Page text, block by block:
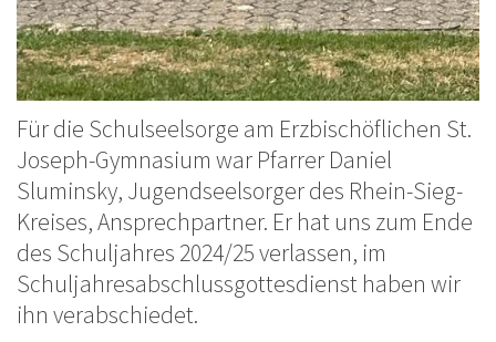
Für die Schulseelsorge am Erzbischöflichen St.
Joseph-Gymnasium war Pfarrer Daniel
Sluminsky, Jugendseelsorger des Rhein-Sieg-
Kreises, Ansprechpartner. Er hat uns zum Ende
des Schuljahres 2024/25 verlassen, im
Schuljahresabschlussgottesdienst haben wir
ihn verabschiedet.